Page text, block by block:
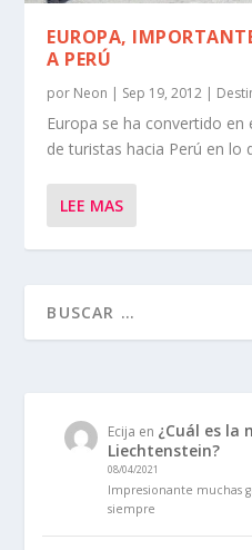
EUROPA,
A PERÚ
por Neon | Sep 19, 2012 |
Europa se ha convertido
de turistas hacia Perú en lo
LEE MAS
Ecija en ¿Cuál es la
Liechtenstein?
08/04/2021
Impresionante muchas
siempre